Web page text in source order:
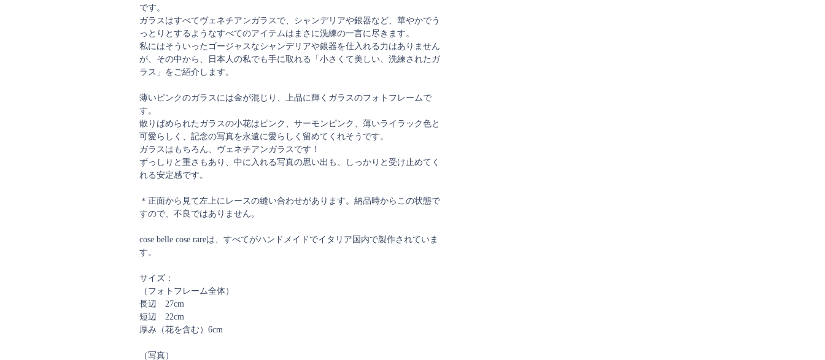
です。
ガラスはすべてヴェネチアンガラスで、シャンデリアや銀器など、華やかでう
っとりとするようなすべてのアイテムはまさに洗練の一言に尽きます。
私にはそういったゴージャスなシャンデリアや銀器を仕入れる力はありません
が、その中から、日本人の私でも手に取れる「小さくて美しい、洗練されたガ
ラス」をご紹介します。
薄いピンクのガラスには金が混じり、上品に輝くガラスのフォトフレームで
す。
散りばめられたガラスの小花はピンク、サーモンピンク、薄いライラック色と
可愛らしく、記念の写真を永遠に愛らしく留めてくれそうです。
ガラスはもちろん、ヴェネチアンガラスです！
ずっしりと重さもあり、中に入れる写真の思い出も、しっかりと受け止めてく
れる安定感です。
＊正面から見て左上にレースの縫い合わせがあります。納品時からこの状態で
すので、不良ではありません。
cose belle cose rareは、すべてがハンドメイドでイタリア国内で製作されていま
す。
サイズ：
（フォトフレーム全体）
長辺 27cm
短辺 22cm
厚み（花を含む）6cm
（写真）